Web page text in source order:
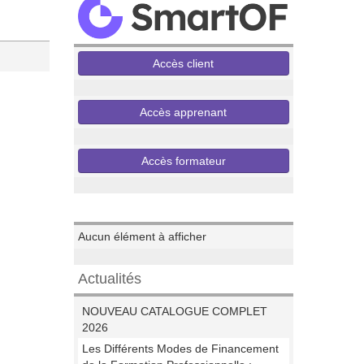
Accès client
Accès apprenant
Accès formateur
Aucun élément à afficher
Actualités
NOUVEAU CATALOGUE COMPLET
2026
Les Différents Modes de Financement